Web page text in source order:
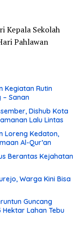
Kepala Sekolah
Pahlawan
Kegiatan Rutin
– Sanan
Dishub Kota
Lalu Lintas
Loreng Kedaton,
Al-Qur’an
Berantas Kejahatan
Warga Kini Bisa
Guncang
Hektar Lahan Tebu